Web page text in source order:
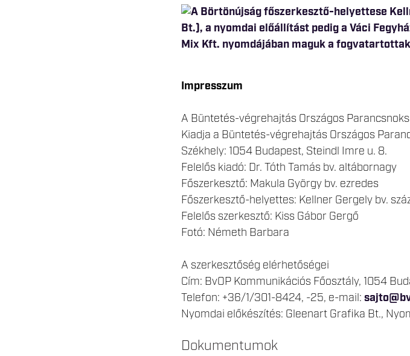
Impresszum
A Büntetés-végrehajtás Országos
Kiadja a Büntetés-végrehajtás Országos
Székhely: 1054 Budapest, Steindl Imre u. 8.
Felelős kiadó: Dr. Tóth Tamás bv. altábornagy
Főszerkesztő: Makula György bv. ezredes
Főszerkesztő-helyettes: Kellner Gergely bv.
Felelős szerkesztő: Kiss Gábor Gergő
Fotó: Németh Barbara
A szerkesztőség elérhetőségei
Cím: BvOP Kommunikációs Főosztály, 1054
Telefon: +36/1/301-8424, -25, e-mail:
Nyomdai előkészítés: Gleenart Grafika Bt.,
Dokumentumok